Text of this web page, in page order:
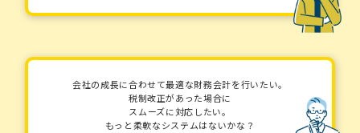
会社の成長に合わせて最適な財務会計を行いたい。
税制改正があった場合に
スムーズに対応したい。
もっと柔軟なシステムはないかな？